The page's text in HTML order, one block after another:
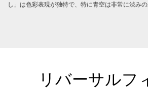
し」は色彩表現が独特で、特に青空は非常に渋みの
リバーサルフ